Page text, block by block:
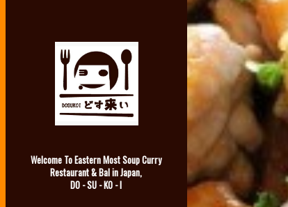
Welcome To Eastern Most Soup Curry
Restaurant & Bal in Japan,
DO - SU - KO - I